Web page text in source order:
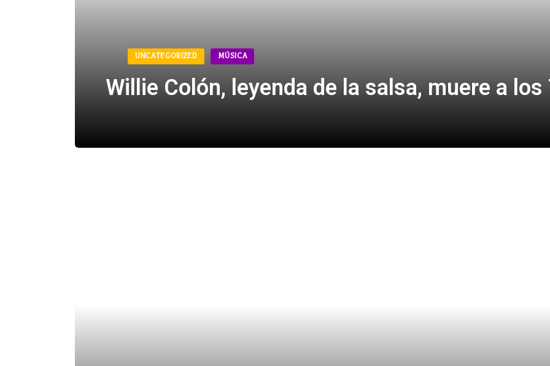
UNCATEGORIZED MÚSICA
Willie Colón, leyenda de la salsa, muere a los